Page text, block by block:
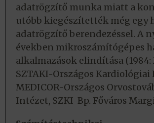
adatrögzítő munka miatt a
utóbb kiegészítették még egy
adatrögzítő berendezéssel. A
években mikroszámítógépes
alkalmazások elindítása (1984:
SZTAKI-Országos Kardiológiai
MEDICOR-Országos
Intézet, SZKI-Bp. Főváros